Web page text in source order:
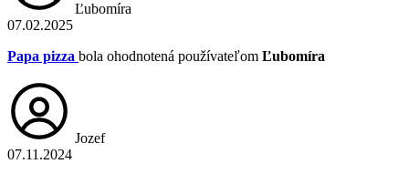
Ľubomíra
07.02.2025
Papa pizza bola ohodnotená používateľom Ľubomíra
Jozef
07.11.2024